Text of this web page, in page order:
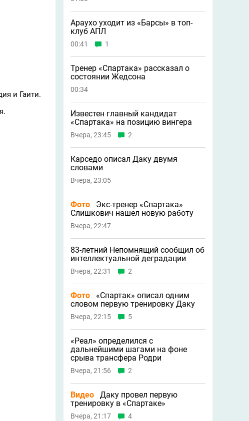
и Гаити.
Араухо уходит из «Барсы» в топ-
клуб АПЛ
00:41 1
Тренер «Спартака» рассказал о
состоянии Жедсона
00:34
Известен главный кандидат
«Спартака» на позицию вингера
Вчера, 23:45 2
Карседо описал Даку двумя
словами
Вчера, 23:05
Фото
Экс-тренер «Спартака»
Слишкович нашел новую работу
Вчера, 22:47
83-летний Непомнящий сообщил об
интеллектуальной деградации
Вчера, 22:31 2
Фото
«Спартак» описал одним
словом первую тренировку Даку
Вчера, 22:15 5
«Реал» определился с
дальнейшими шагами на фоне
срыва трансфера Родри
Вчера, 21:56 2
Видео
Даку провел первую
тренировку в «Спартаке»
Вчера, 21:17 4